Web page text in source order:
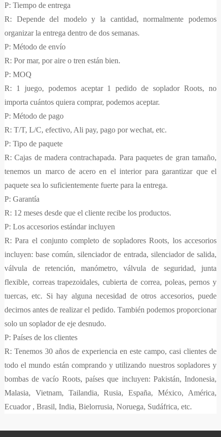
P: Tiempo de entrega
R: Depende del modelo y la cantidad, normalmente podemos
organizar la entrega dentro de dos semanas.
P: Método de envío
R: Por mar, por aire o tren están bien.
P: MOQ
R: 1 juego, podemos aceptar 1 pedido de soplador Roots, no
importa cuántos quiera comprar, podemos aceptar.
P: Método de pago
R: T/T, L/C, efectivo, Ali pay, pago por wechat, etc.
P: Tipo de paquete
R: Cajas de madera contrachapada. Para paquetes de gran tamaño,
tenemos un marco de acero en el interior para garantizar que el
paquete sea lo suficientemente fuerte para la entrega.
P: Garantía
R: 12 meses desde que el cliente recibe los productos.
P: Los accesorios estándar incluyen
R: Para el conjunto completo de sopladores Roots, los accesorios
incluyen: base común, silenciador de entrada, silenciador de salida,
válvula de retención, manómetro, válvula de seguridad, junta
flexible, correas trapezoidales, cubierta de correa, poleas, pernos y
tuercas, etc. Si hay alguna necesidad de otros accesorios, puede
decirnos antes de realizar el pedido. También podemos proporcionar
solo un soplador de eje desnudo.
P: Países de los clientes
R: Tenemos 30 años de experiencia en este campo, casi clientes de
todo el mundo están comprando y utilizando nuestros sopladores y
bombas de vacío Roots, países que incluyen: Pakistán, Indonesia,
Malasia, Vietnam, Tailandia, Rusia, España, México, América,
Ecuador , Brasil, India, Bielorrusia, Noruega, Sudáfrica, etc.